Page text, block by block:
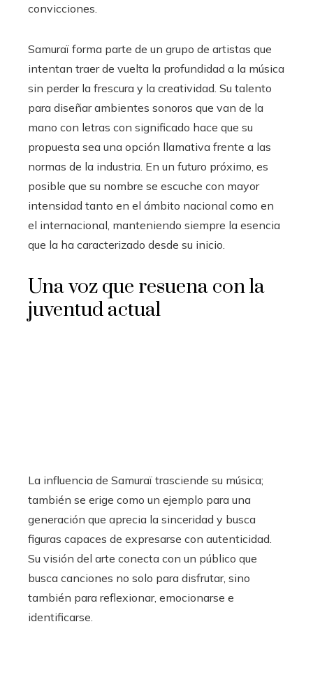
convicciones.
Samuraï forma parte de un grupo de artistas que
intentan traer de vuelta la profundidad a la música
sin perder la frescura y la creatividad. Su talento
para diseñar ambientes sonoros que van de la
mano con letras con significado hace que su
propuesta sea una opción llamativa frente a las
normas de la industria. En un futuro próximo, es
posible que su nombre se escuche con mayor
intensidad tanto en el ámbito nacional como en
el internacional, manteniendo siempre la esencia
que la ha caracterizado desde su inicio.
Una voz que resuena con la
juventud actual
La influencia de Samuraï trasciende su música;
también se erige como un ejemplo para una
generación que aprecia la sinceridad y busca
figuras capaces de expresarse con autenticidad.
Su visión del arte conecta con un público que
busca canciones no solo para disfrutar, sino
también para reflexionar, emocionarse e
identificarse.